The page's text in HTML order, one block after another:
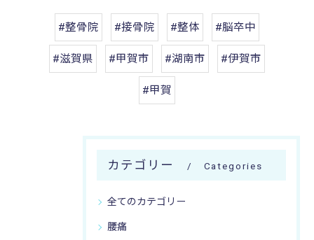
#整骨院 #接骨院 #整体 #脳卒中
#滋賀県 #甲賀市 #湖南市 #伊賀市
#甲賀
カテゴリー Categories
全てのカテゴリー
腰痛